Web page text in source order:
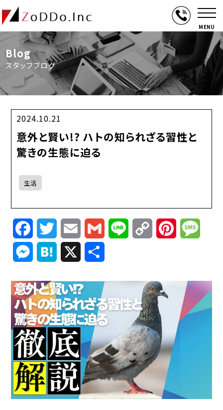
MENU
Blog
スタッフブログ
2024.10.21
意外と賢い!? ハトの知られざる習性と
驚きの生態に迫る
生活
FacebookTwitterEmail Gmail Line
Copy
Link
Pinterest
Messenger
Hatena